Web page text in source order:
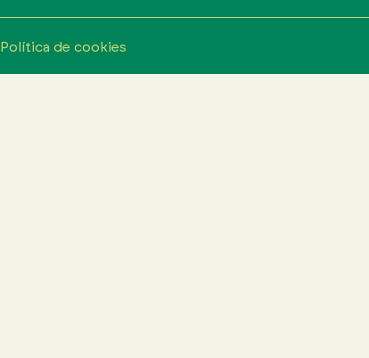
Política de cookies